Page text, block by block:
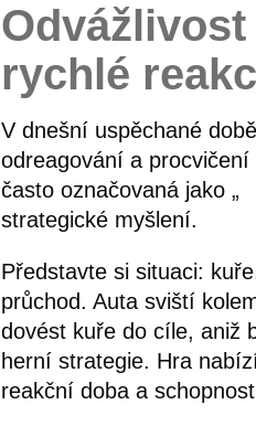
rychlé
V dnešní uspěchané
odreagování a
často označovaná jako „
strategické myšlení.
Představte si situaci:
průchod. Auta sviští
dovést kuře do cíle, aniž
herní strategie. Hra
reakční doba a